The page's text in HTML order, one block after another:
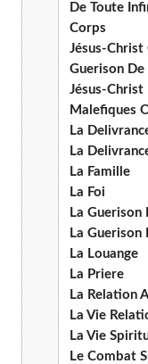
De Toute
Corps
Jésus-Christ
Guerison De
Jésus-Christ
Malefiques
La
La
La Famille
La Foi
La Guerison
La Guerison
La Louange
La Priere
La Relation
La Vie
La Vie
Le Combat